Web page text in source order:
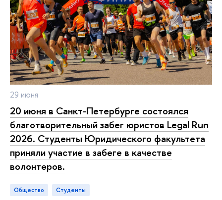
29 июня
20 июня в Санкт-Петербурге состоялся
благотворительный забег юристов Legal Run
2026. Студенты Юридического факультета
приняли участие в забеге в качестве
волонтеров.
Общество студенты